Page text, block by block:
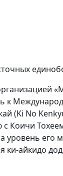
к
(Ki No
Коичи
его
ки-айкидо